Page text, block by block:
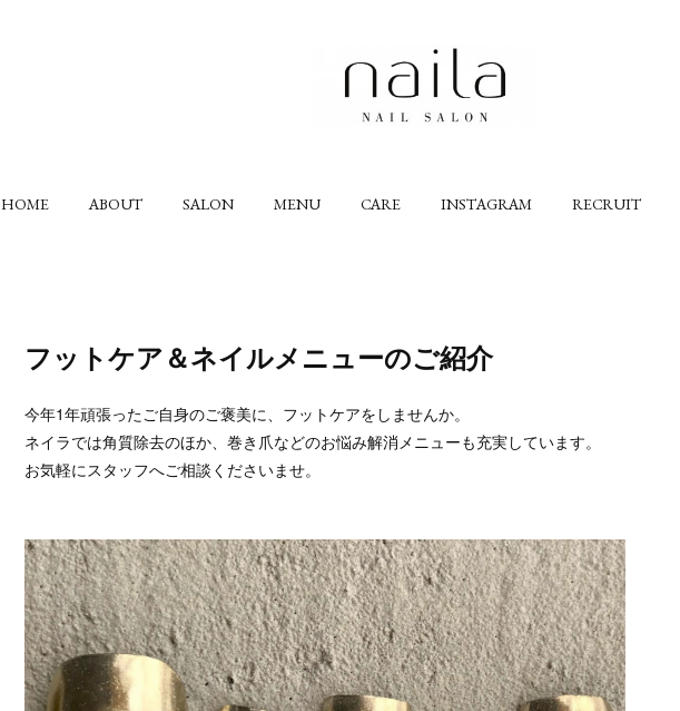
HOME ABOUT SALON MENU CARE INSTAGRAM RECRUIT
フットケア＆ネイルメニューのご紹介
今年1年頑張ったご自身のご褒美に、フットケアをしませんか。
ネイラでは角質除去のほか、巻き爪などのお悩み解消メニューも充実しています。
お気軽にスタッフへご相談くださいませ。